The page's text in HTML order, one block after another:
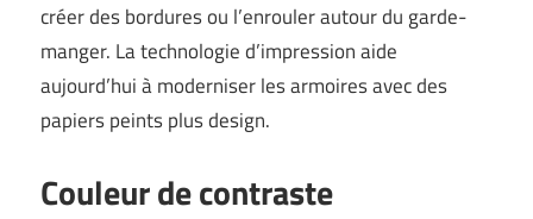
créer des bordures ou l’enrouler autour du garde-
manger. La technologie d’impression aide
aujourd’hui à moderniser les armoires avec des
papiers peints plus design.
Couleur de contraste